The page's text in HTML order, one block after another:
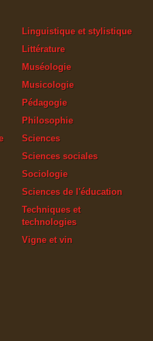
Linguistique et stylistique
Littérature
Muséologie
Musicologie
Pédagogie
Philosophie
Sciences
Sciences sociales
Sociologie
Sciences de l'éducation
Techniques et
technologies
Vigne et vin